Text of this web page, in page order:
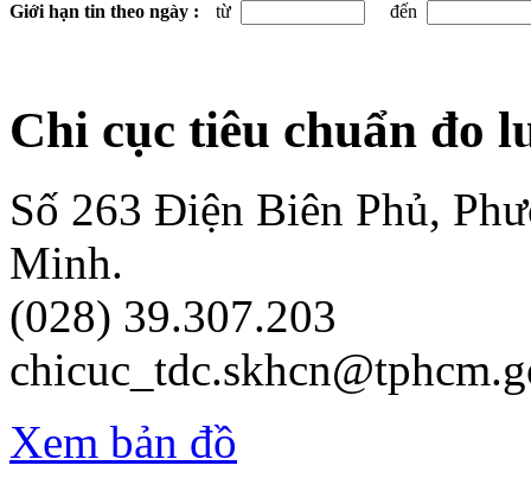
Giới hạn tin theo ngày : từ đến
Chi cục tiêu chuẩn đo
Số 263 Điện Biên Phủ,
Minh.
(028) 39.307.203
Xem bản đồ